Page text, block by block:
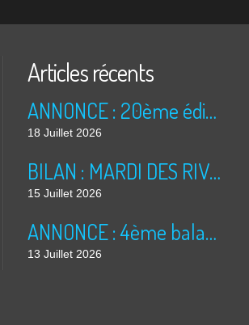
Articles récents
ANNONCE : 20ème édition des TRÉSORS DU GRENIER (2026)
18 Juillet 2026
BILAN : MARDI DES RIVES 2026
15 Juillet 2026
ANNONCE : 4ème balade dominicale
13 Juillet 2026